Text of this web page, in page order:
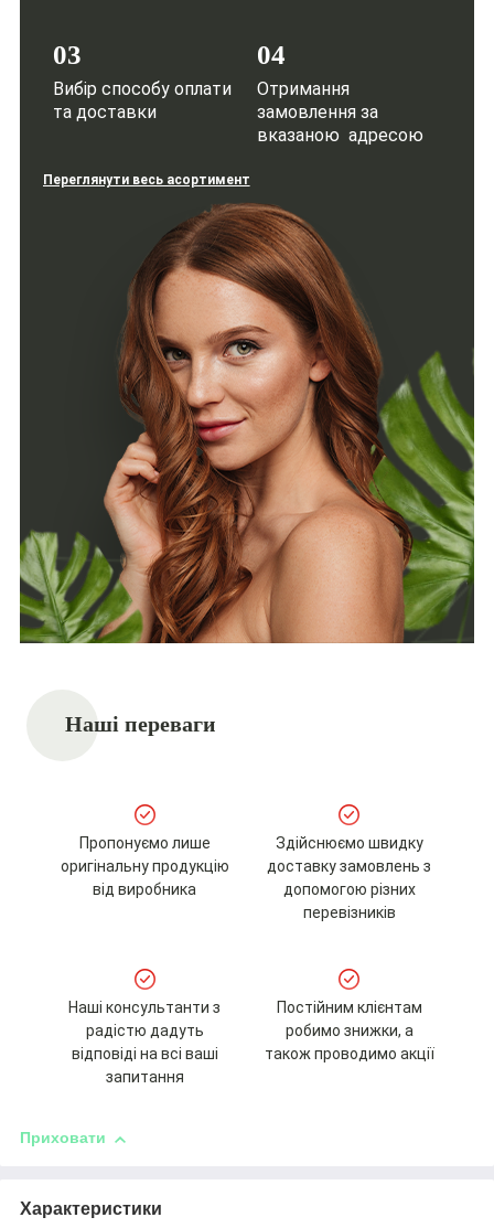
03
Вибір способу оплати
та доставки
04
Отримання
замовлення за
вказаною адресою
Переглянути весь асортимент
Наші переваги
Пропонуємо лише
оригінальну продукцію
від виробника
Здійснюємо швидку
доставку замовлень з
допомогою різних
перевізників
Наші консультанти з
радістю дадуть
відповіді на всі ваші
запитання
Постійним клієнтам
робимо знижки, а
також проводимо акції
Приховати
Характеристики